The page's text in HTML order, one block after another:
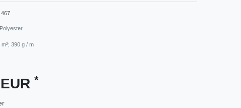
467
390 g / m
*